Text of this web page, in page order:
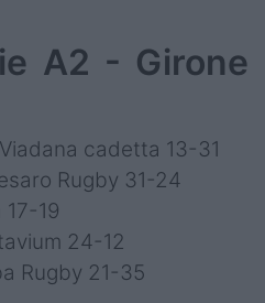
A2 - Girone
cadetta 13-31
Rugby 31-24
19
24-12
Rugby 21-35